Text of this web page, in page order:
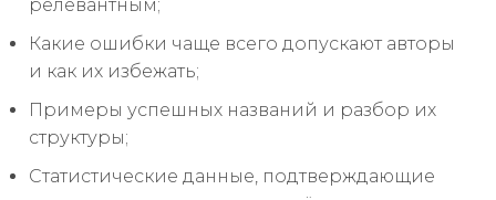
релевантным;
Какие ошибки чаще всего допускают авторы
и как их избежать;
Примеры успешных названий и разбор их
структуры;
Статистические данные, подтверждающие